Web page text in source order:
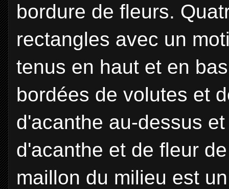
bordure de fleurs.
rectangles avec un
tenus en haut et en
bordées de volutes et
d'acanthe au-dessus
d'acanthe et de fleur
maillon du milieu est